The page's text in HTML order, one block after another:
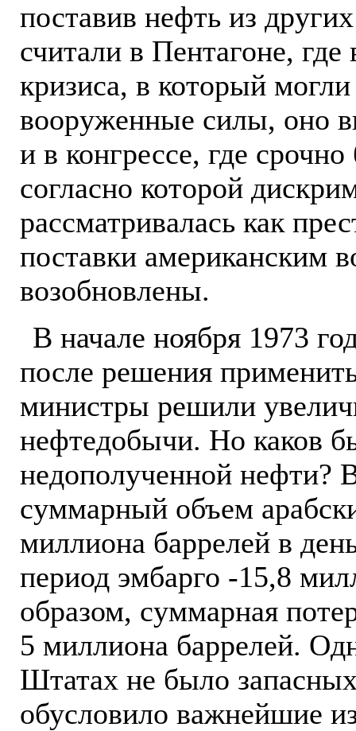
поставив нефть из
считали в Пентагоне,
кризиса, в который
вооруженные силы, оно
и в конгрессе, где
согласно которой
рассматривалась как
поставки американским
возобновлены.
В начале ноября 1973
после решения
министры решили
нефтедобычи. Но каков
недополученной нефти?
суммарный объем
миллиона баррелей в
период эмбарго -15,8
образом, суммарная
5 миллиона баррелей.
Штатах не было
обусловило важнейшие